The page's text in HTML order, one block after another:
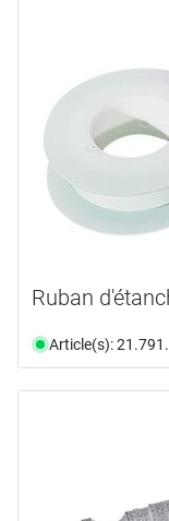
Ruban
Article(s):